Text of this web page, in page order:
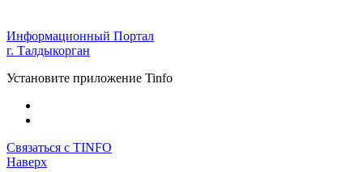
Информационный Портал
г. Талдыкорган
Установите приложение Tinfo
Связаться с TINFO
Наверх